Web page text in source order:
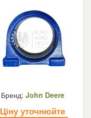
Бренд: John Deere
Ціну уточнюйте